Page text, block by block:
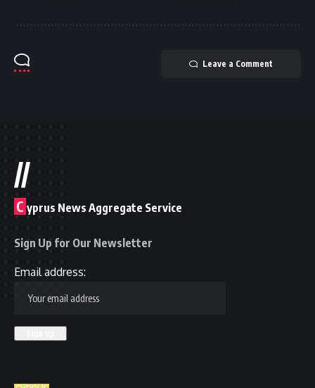
Leave a Comment
//
C yprus News Aggregate Service
Sign Up for Our Newsletter
Email address: